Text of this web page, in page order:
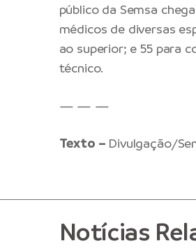
público da Semsa
médicos de diversas
ao superior; e 55 para
técnico.
— — —
Texto – Divulgação/
Notícias